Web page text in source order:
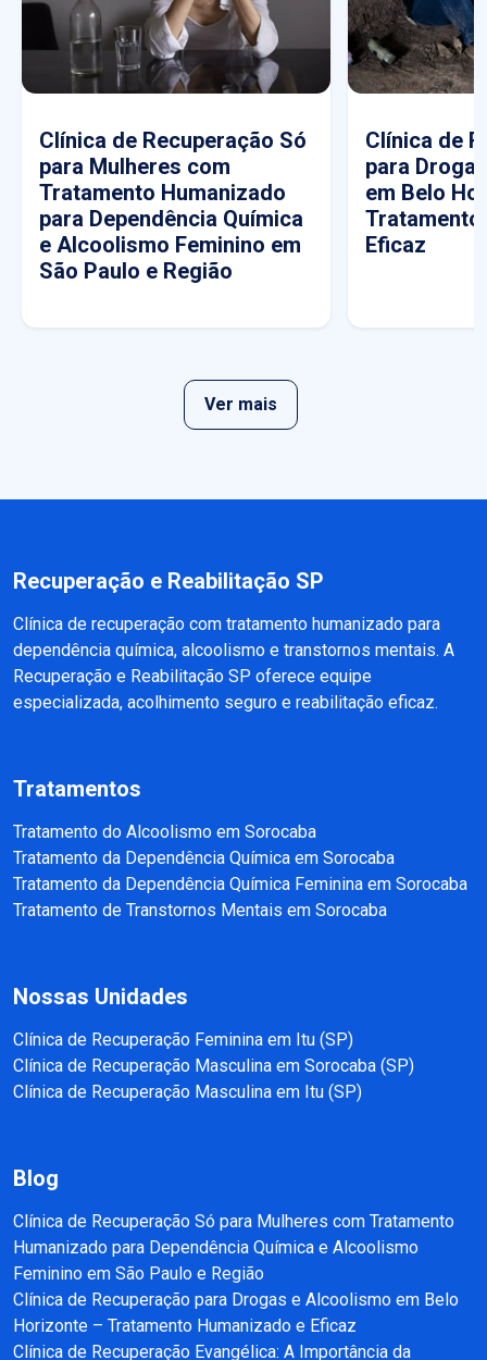
Clínica de Recuperação Só
para Mulheres com
Tratamento Humanizado
para Dependência Química
e Alcoolismo Feminino em
São Paulo e Região
Clínica de
para
em Belo
Tratamento
Eficaz
Ver mais
Recuperação e Reabilitação SP
Clínica de recuperação com tratamento humanizado para
dependência química, alcoolismo e transtornos mentais. A
Recuperação e Reabilitação SP oferece equipe
especializada, acolhimento seguro e reabilitação eficaz.
Tratamentos
Tratamento do Alcoolismo em Sorocaba
Tratamento da Dependência Química em Sorocaba
Tratamento da Dependência Química Feminina em Sorocaba
Tratamento de Transtornos Mentais em Sorocaba
Nossas Unidades
Clínica de Recuperação Feminina em Itu (SP)
Clínica de Recuperação Masculina em Sorocaba (SP)
Clínica de Recuperação Masculina em Itu (SP)
Blog
Clínica de Recuperação Só para Mulheres com Tratamento
Humanizado para Dependência Química e Alcoolismo
Feminino em São Paulo e Região
Clínica de Recuperação para Drogas e Alcoolismo em Belo
Horizonte – Tratamento Humanizado e Eficaz
Clínica de Recuperação Evangélica: A Importância da